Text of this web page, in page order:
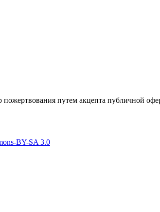
пожертвования путем акцепта публичной
BY-SA 3.0